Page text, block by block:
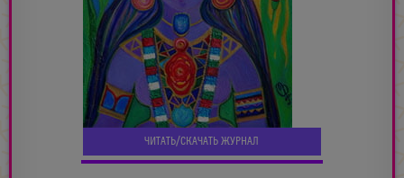
ЧИТАТЬ/СКАЧАТЬ ЖУРНАЛ